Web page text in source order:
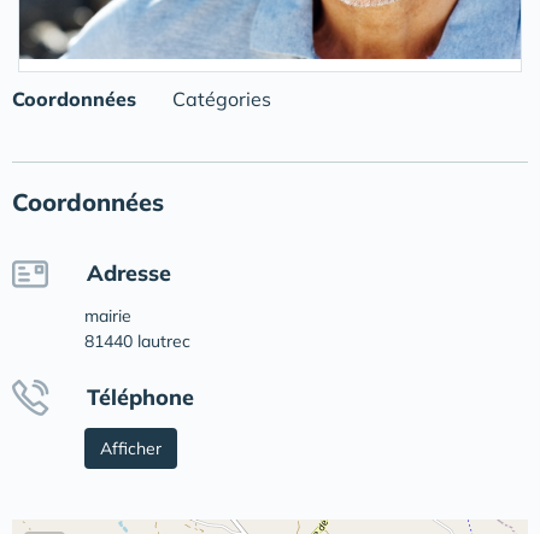
Coordonnées Catégories
Coordonnées
Adresse
mairie
81440 lautrec
Téléphone
Afficher